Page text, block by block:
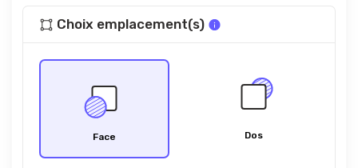
Choix emplacement(s)
Face Dos